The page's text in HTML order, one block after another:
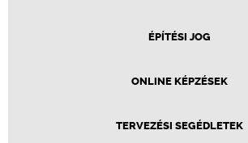
ÉPÍTÉSI JOG
ONLINE KÉPZÉSEK
TERVEZÉSI SEGÉDLETEK